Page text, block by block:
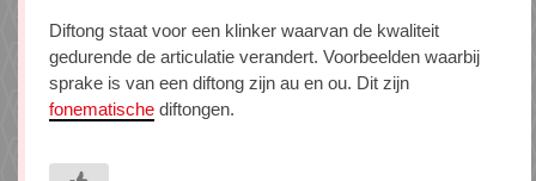
Diftong staat voor een klinker waarvan de kwaliteit
gedurende de articulatie verandert. Voorbeelden waarbij
sprake is van een diftong zijn au en ou. Dit zijn
fonematische diftongen.